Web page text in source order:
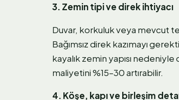
3. Zemin tipi ve direk ihtiyacı
Duvar, korkuluk veya mevcut
Bağımsız direk kazımayı
kayalık zemin yapısı
maliyetini %15–30 artırabilir.
4. Köşe, kapı ve birleşim